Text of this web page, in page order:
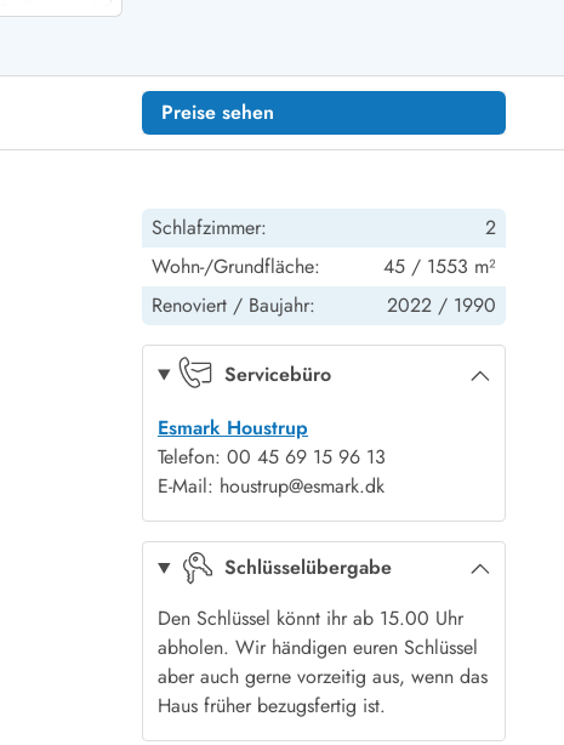
Preise sehen
Schlafzimmer:
2
Wohn-/Grundfläche:
45 / 1553 m²
Renoviert / Baujahr: 2022 / 1990
Servicebüro
Esmark Houstrup
Telefon: 00 45 69 15 96 13
E-Mail: houstrup@esmark.dk
Schlüsselübergabe
Den Schlüssel könnt ihr ab 15.00 Uhr
abholen. Wir händigen euren Schlüssel
aber auch gerne vorzeitig aus, wenn das
Haus früher bezugsfertig ist.